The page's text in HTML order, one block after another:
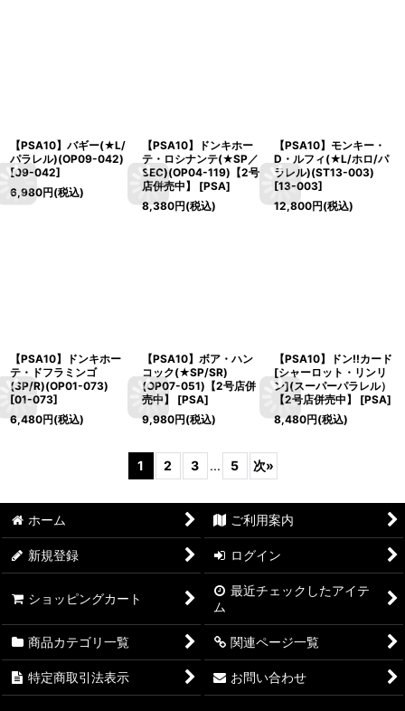
【PSA10】バギー(★L/
パラレル)(OP09-042)
[09-042]
6,980円(税込)
【PSA10】ドンキホー
テ・ロシナンテ(★SP／
SEC)(OP04-119)【2号
店併売中】
[PSA]
8,380円(税込)
【PSA10】モンキー・
D・ルフィ(★L/ホロ/パ
ラレル)(ST13-003)
[13-003]
12,800円(税込)
【PSA10】ドンキホー
テ・ドフラミンゴ
(SP/R)(OP01-073)
[01-073]
6,480円(税込)
【PSA10】ボア・ハン
コック(★SP/SR)
(OP07-051)【2号店併
売中】
[PSA]
9,980円(税込)
【PSA10】ドン!!カード
[シャーロット・リンリ
ン](スーパーパラレル）
【2号店併売中】
[PSA]
8,480円(税込)
1 2 3 ... 5 次»
ホーム ご利用案内
新規登録 ログイン
ショッピングカート
最近チェックしたアイテ
ム
商品カテゴリ一覧 関連ページ一覧
特定商取引法表示 お問い合わせ